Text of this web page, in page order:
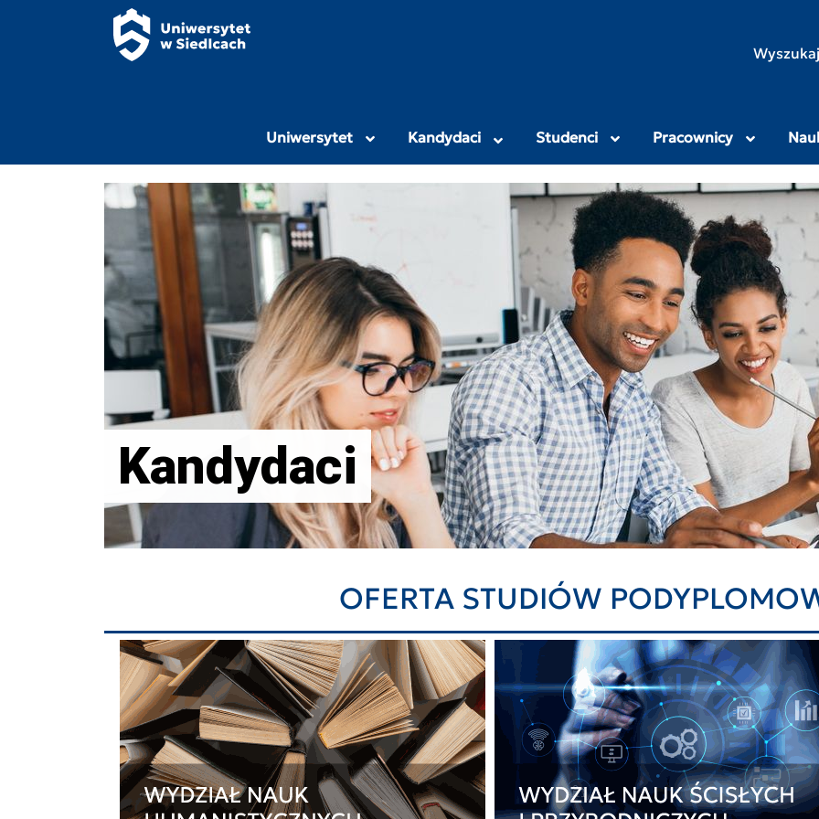
Panel zarządzania plikami cookies
Uniwersytet Przyrodniczo-
Uniwersytet Kandydaci Studenci Pracownicy
Kandydaci
OFERTA STUDIÓW